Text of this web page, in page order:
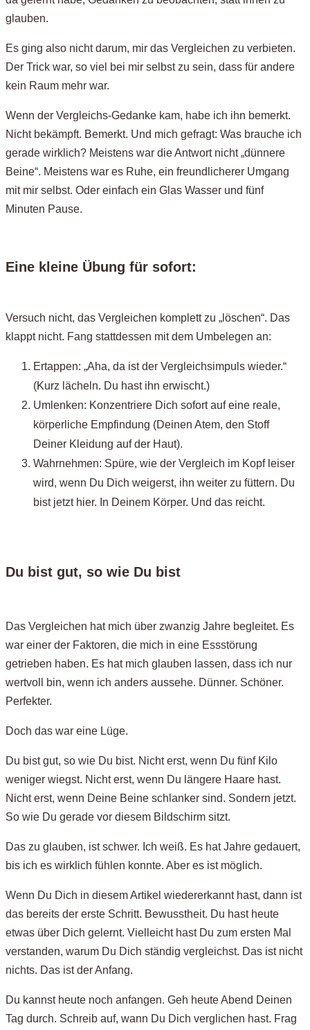
glauben.
Es ging also nicht darum, mir das Vergleichen zu verbieten.
Der Trick war, so viel bei mir selbst zu sein, dass für andere
kein Raum mehr war.
Wenn der Vergleichs-Gedanke kam, habe ich ihn bemerkt.
Nicht bekämpft. Bemerkt. Und mich gefragt: Was brauche ich
gerade wirklich? Meistens war die Antwort nicht „dünnere
Beine“. Meistens war es Ruhe, ein freundlicherer Umgang
mit mir selbst. Oder einfach ein Glas Wasser und fünf
Minuten Pause.
Eine kleine Übung für sofort:
Versuch nicht, das Vergleichen komplett zu „löschen“. Das
klappt nicht. Fang stattdessen mit dem Umbelegen an:
Ertappen: „Aha, da ist der Vergleichsimpuls wieder.“
(Kurz lächeln. Du hast ihn erwischt.)
Umlenken: Konzentriere Dich sofort auf eine reale,
körperliche Empfindung (Deinen Atem, den Stoff
Deiner Kleidung auf der Haut).
Wahrnehmen: Spüre, wie der Vergleich im Kopf leiser
wird, wenn Du Dich weigerst, ihn weiter zu füttern. Du
bist jetzt hier. In Deinem Körper. Und das reicht.
Du bist gut, so wie Du bist
Das Vergleichen hat mich über zwanzig Jahre begleitet. Es
war einer der Faktoren, die mich in eine Essstörung
getrieben haben. Es hat mich glauben lassen, dass ich nur
wertvoll bin, wenn ich anders aussehe. Dünner. Schöner.
Perfekter.
Doch das war eine Lüge.
Du bist gut, so wie Du bist. Nicht erst, wenn Du fünf Kilo
weniger wiegst. Nicht erst, wenn Du längere Haare hast.
Nicht erst, wenn Deine Beine schlanker sind. Sondern jetzt.
So wie Du gerade vor diesem Bildschirm sitzt.
Das zu glauben, ist schwer. Ich weiß. Es hat Jahre gedauert,
bis ich es wirklich fühlen konnte. Aber es ist möglich.
Wenn Du Dich in diesem Artikel wiedererkannt hast, dann ist
das bereits der erste Schritt. Bewusstheit. Du hast heute
etwas über Dich gelernt. Vielleicht hast Du zum ersten Mal
verstanden, warum Du Dich ständig vergleichst. Das ist nicht
nichts. Das ist der Anfang.
Du kannst heute noch anfangen. Geh heute Abend Deinen
Tag durch. Schreib auf, wann Du Dich verglichen hast. Frag